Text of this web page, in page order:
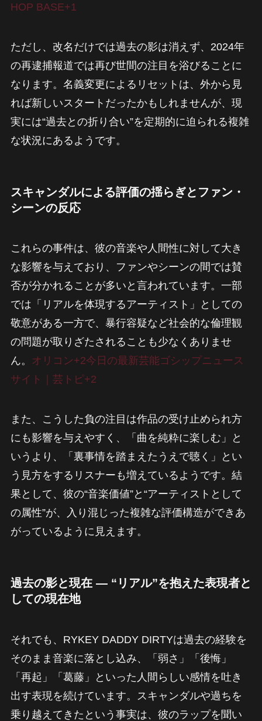
HOP BASE+1
ただし、改名だけでは過去の影は消えず、2024年
の再逮捕報道では再び世間の注目を浴びることに
なります。名義変更によるリセットは、外から見
れば新しいスタートだったかもしれませんが、現
実には“過去との折り合い”を定期的に迫られる複雑
な状況にあるようです。
スキャンダルによる評価の揺らぎとファン・
シーンの反応
これらの事件は、彼の音楽や人間性に対して大き
な影響を与えており、ファンやシーンの間では賛
否が分かれることが多いと言われています。一部
では「リアルを体現するアーティスト」としての
敬意がある一方で、暴行容疑など社会的な倫理観
の問題が取りざたされることも少なくありませ
ん。
オリコン+2今日の最新芸能ゴシップニュース
サイト｜芸トピ+2
また、こうした負の注目は作品の受け止められ方
にも影響を与えやすく、「曲を純粋に楽しむ」と
いうより、「裏事情を踏まえたうえで聴く」とい
う見方をするリスナーも増えているようです。結
果として、彼の“音楽価値”と“アーティストとして
の属性”が、入り混じった複雑な評価構造ができあ
がっているように見えます。
過去の影と現在 — “リアル”を抱えた表現者と
しての現在地
それでも、RYKEY DADDY DIRTYは過去の経験を
そのまま音楽に落とし込み、「弱さ」「後悔」
「再起」「葛藤」といった人間らしい感情を吐き
出す表現を続けています。スキャンダルや過ちを
乗り越えてきたという事実は、彼のラップを聞い